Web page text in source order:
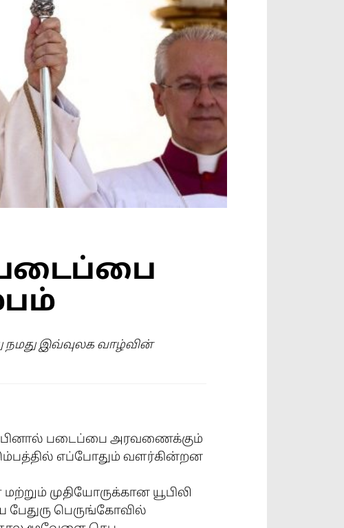
இவ்வுலக வாழ்வின்
படைப்பை அரவணைக்கும்
எப்போதும் வளர்கின்றன
முதியோருக்கான யூபிலி
பேதுரு பெருங்கோவில்